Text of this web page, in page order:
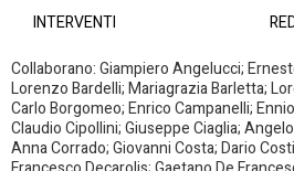
INTERVENTI
Collaborano: Giampiero Angelucci;
Lorenzo Bardelli; Mariagrazia Barletta;
Carlo Borgomeo; Enrico Campanelli;
Claudio Cipollini; Giuseppe Ciaglia;
Anna Corrado; Giovanni Costa; Dario